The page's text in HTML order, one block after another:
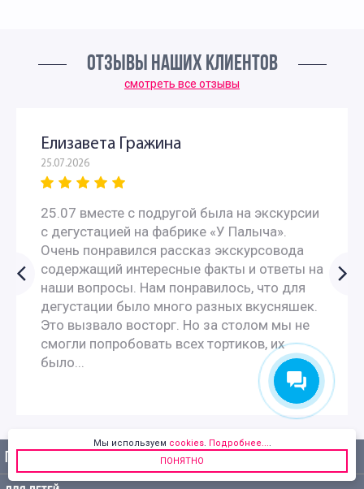
ОТЗЫВЫ НАШИХ КЛИЕНТОВ
смотреть все отзывы
Елизавета Гражина
25.07.2026
25.07 вместе с подругой была на экскурсии
с дегустацией на фабрике «У Палыча».
Очень понравился рассказ экскурсовода
содержащий интересные факты и ответы на
наши вопросы. Нам понравилось, что для
дегустации было много разных вкусняшек.
Это вызвало восторг. Но за столом мы не
смогли попробовать всех тортиков, их
было...
ПОПУЛЯРНЫЕ
Мы используем cookies. Подробнее....
ПОНЯТНО